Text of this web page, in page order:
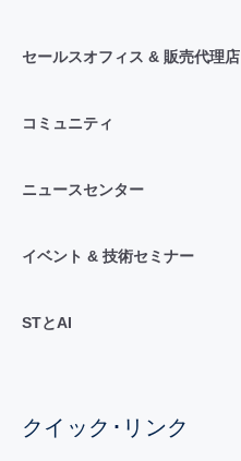
セールスオフィス & 販売代理店
コミュニティ
ニュースセンター
イベント & 技術セミナー
STとAI
クイック･リンク